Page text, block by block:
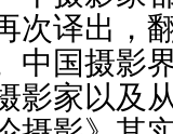
次译出，
中国摄影
影家以及